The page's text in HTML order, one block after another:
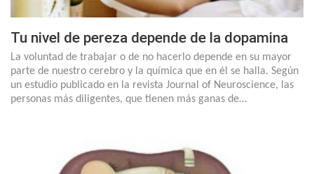
Tu nivel de pereza depende de la dopamina
La voluntad de trabajar o de no hacerlo depende en su mayor
parte de nuestro cerebro y la química que en él se halla. Según
un estudio publicado en la revista Journal of Neuroscience, las
personas más diligentes, que tienen más ganas de…